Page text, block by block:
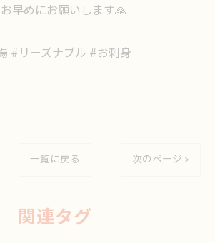
早めにお願いします🙏
#リーズナブル #お刺身
一覧に戻る 次のページ >
関連タグ